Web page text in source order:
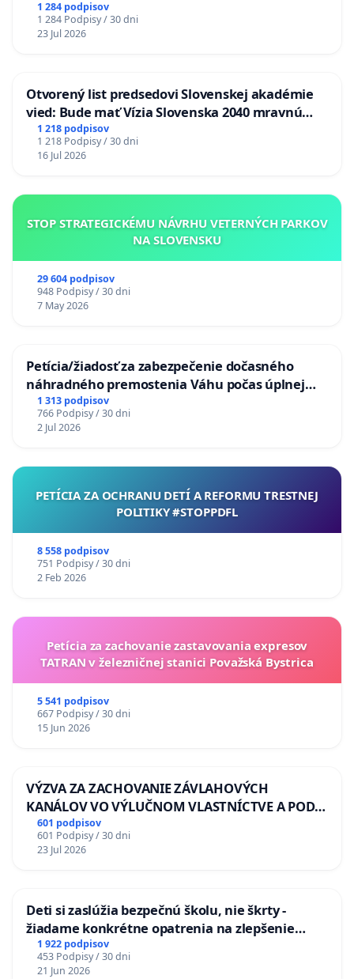
1 284 podpisov
1 284 Podpisy / 30 dni
23 Jul 2026
Otvorený list predsedovi Slovenskej akadémie
vied: Bude mať Vízia Slovenska 2040 mravnú
chrbticu?
1 218 podpisov
1 218 Podpisy / 30 dni
16 Jul 2026
STOP STRATEGICKÉMU NÁVRHU VETERNÝCH PARKOV
NA SLOVENSKU
29 604 podpisov
948 Podpisy / 30 dni
7 May 2026
Petícia/žiadosť za zabezpečenie dočasného
náhradného premostenia Váhu počas úplnej
uzávery Vážskeho mosta v Komárne
1 313 podpisov
766 Podpisy / 30 dni
2 Jul 2026
PETÍCIA ZA OCHRANU DETÍ A REFORMU TRESTNEJ
POLITIKY #STOPPDFL
8 558 podpisov
751 Podpisy / 30 dni
2 Feb 2026
Petícia za zachovanie zastavovania expresov
TATRAN v železničnej stanici Považská Bystrica
5 541 podpisov
667 Podpisy / 30 dni
15 Jun 2026
VÝZVA ZA ZACHOVANIE ZÁVLAHOVÝCH
KANÁLOV VO VÝLUČNOM VLASTNÍCTVE A POD
KONTROLOU SLOVENSKEJ REPUBLIKY & žiadosť
na riešenie zanedbaného stavu závlahových a
odvodňovacích kanálov na Slovensku
601 podpisov
601 Podpisy / 30 dni
23 Jul 2026
Deti si zaslúžia bezpečnú školu, nie škrty -
žiadame konkrétne opatrenia na zlepšenie
situácie v školstve
1 922 podpisov
453 Podpisy / 30 dni
21 Jun 2026